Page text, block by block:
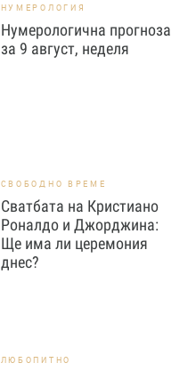
НУМЕРОЛОГИЯ
Нумерологична прогноза
за 9 август, неделя
СВОБОДНО ВРЕМЕ
Сватбата на Кристиано
Роналдо и Джорджина:
Ще има ли церемония
днес?
ЛЮБОПИТНО